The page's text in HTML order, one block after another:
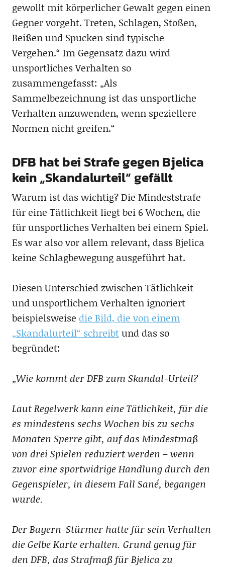
gewollt mit körperlicher Gewalt gegen einen
Gegner vorgeht. Treten, Schlagen, Stoßen,
Beißen und Spucken sind typische
Vergehen.“ Im Gegensatz dazu wird
unsportliches Verhalten so
zusammengefasst: „Als
Sammelbezeichnung ist das unsportliche
Verhalten anzuwenden, wenn speziellere
Normen nicht greifen.“
DFB hat bei Strafe gegen Bjelica
kein „Skandalurteil“ gefällt
Warum ist das wichtig? Die Mindeststrafe
für eine Tätlichkeit liegt bei 6 Wochen, die
für unsportliches Verhalten bei einem Spiel.
Es war also vor allem relevant, dass Bjelica
keine Schlagbewegung ausgeführt hat.
Diesen Unterschied zwischen Tätlichkeit
und unsportlichem Verhalten ignoriert
beispielsweise die Bild, die von einem
„Skandalurteil“ schreibtund das so
begründet:
„Wie kommt der DFB zum Skandal-Urteil?
Laut Regelwerk kann eine Tätlichkeit, für die
es mindestens sechs Wochen bis zu sechs
Monaten Sperre gibt, auf das Mindestmaß
von drei Spielen reduziert werden – wenn
zuvor eine sportwidrige Handlung durch den
Gegenspieler, in diesem Fall Sané, begangen
wurde.
Der Bayern-Stürmer hatte für sein Verhalten
die Gelbe Karte erhalten. Grund genug für
den DFB, das Strafmaß für Bjelica zu